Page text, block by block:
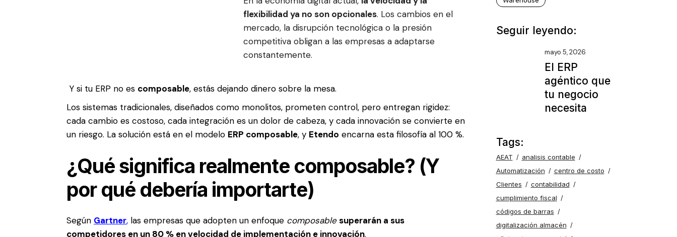
flexibilidad ya no son opcionales. Los cambios en el
mercado, la disrupción tecnológica o la presión
competitiva obligan a las empresas a adaptarse
constantemente.
Y si tu ERP no es composable, estás dejando dinero sobre la mesa.
Los sistemas tradicionales, diseñados como monolitos, prometen control, pero entregan rigidez:
cada cambio es costoso, cada integración es un dolor de cabeza, y cada innovación se convierte en
un riesgo. La solución está en el modelo ERP composable, y Etendo encarna esta filosofía al 100 %.
¿Qué significa realmente composable? (Y
por qué debería importarte)
Según Gartner, las empresas que adopten un enfoque composable superarán a sus
competidores en un 80 % en velocidad de implementación e innovación.
Seguir leyendo:
mayo 5, 2026
El ERP
agéntico que
tu negocio
necesita
Tags:
AEAT
analisis contable
Automatización
centro de costo
Clientes
contabilidad
cumplimiento fiscal
códigos de barras
digitalización almacén